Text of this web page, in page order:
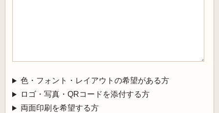
色・フォント・レイアウトの希望がある方
ロゴ・写真・QRコードを添付する方
両面印刷を希望する方